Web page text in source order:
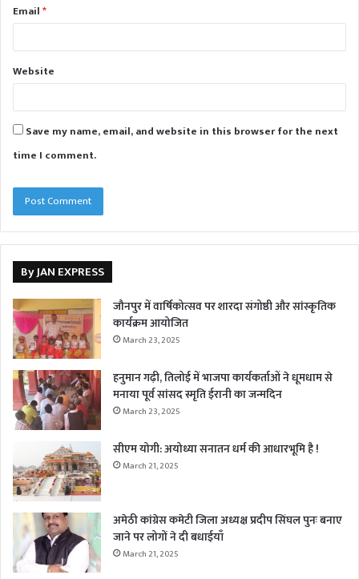
Email*
Website
Save my name, email, and website in this browser for the next
time I comment.
By JAN EXPRESS
जौनपुर में वार्षिकोत्सव पर शारदा संगोष्ठी और सांस्कृतिक
कार्यक्रम आयोजित
March 23, 2025
हनुमान गढ़ी, तिलोई में भाजपा कार्यकर्ताओं ने धूमधाम से
मनाया पूर्व सांसद स्मृति ईरानी का जन्मदिन
March 23, 2025
सीएम योगी: अयोध्या सनातन धर्म की आधारभूमि है !
March 21, 2025
अमेठी कांग्रेस कमेटी जिला अध्यक्ष प्रदीप सिंघल पुनः बनाए
जाने पर लोगों ने दी बधाईयाँ
March 21, 2025